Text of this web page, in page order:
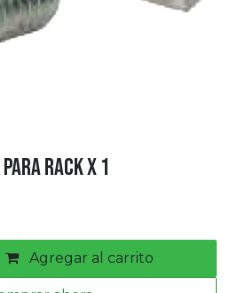
Rack x 1
Agregar al carrito